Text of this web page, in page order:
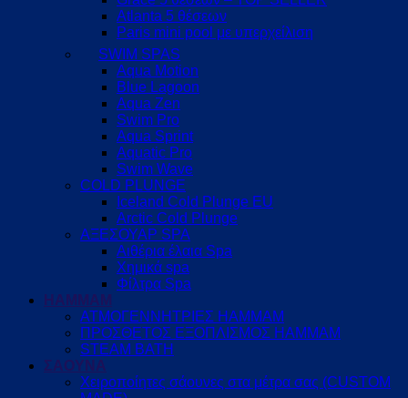
Atlanta 5 θέσεων
Paris mini pool με υπερχείλιση
SWIM SPAS
Aqua Motion
Blue Lagoon
Aqua Zen
Swim Pro
Aqua Sprint
Aquatic Pro
Swim Wave
COLD PLUNGE
Iceland Cold Plunge EU
Arctic Cold Plunge
ΑΞΕΣΟΥΑΡ SPA
Αιθέρια έλαια Spa
Χημικά spa
Φίλτρα Spa
HAMMAM
ΑΤΜΟΓΕΝΝΗΤΡΙΕΣ HAMMAM
ΠΡΟΣΘΕΤΟΣ ΕΞΟΠΛΙΣΜΟΣ HAMMAM
STEAM BATH
ΣΑΟΥΝΑ
Χειροποίητες σάουνες στα μέτρα σας (CUSTOM